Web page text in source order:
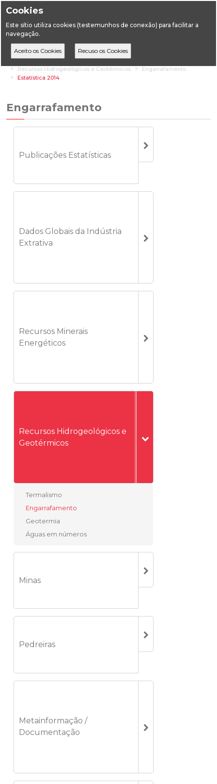
Cookies
Este sítio utiliza cookies (testemunhos de conexão) para facilitar a
navegação.
HomeEstatística
Geologia
Recursos Hidrogeológicos e Geotérmicos
Engarrafamento
Estatística 2014
Engarrafamento
Publicações Estatísticas
Dados Globais da Indústria
Extrativa
Recursos Minerais
Energéticos
Recursos Hidrogeológicos e
Geotérmicos
Termalismo
Engarrafamento
Geotermia
Águas em números
Minas
Pedreiras
Metainformação /
Documentação